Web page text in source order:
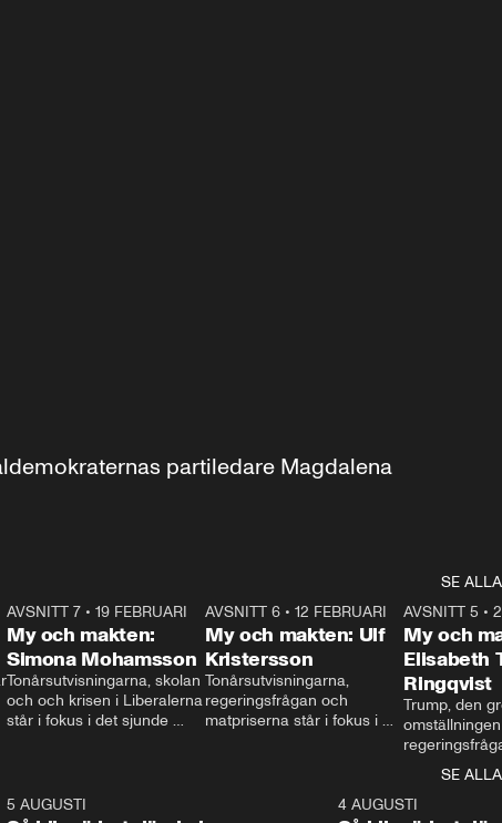
partiledare Magdalena
SE ALLA
24:30
AVSNITT 7• 19 FEBRUARI
My och makten:
Simona Mohamsson
Tonårsutvisningarna, skolan
och och krisen i Liberalerna
står i fokus i det sjunde
kommentator My
27:30
AVSNITT 6 •12 FEBRUARI
My och makten: Ulf
Kristersson
Tonårsutvisningarna,
regeringsfrågan och
matpriserna står i fokus i
AVSNITT 5 •
My och
Elisabeth
Ringqvist
Trump, den
centrum i
avsnittet av
Makten”. Se
SE ALLA
5 AUGUSTI 4 AUGUSTI